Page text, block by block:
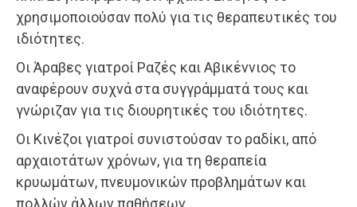
χρησιμοποιούσαν πολύ για τις θεραπευτικές του
ιδιότητες.
Οι Άραβες γιατροί Ραζές και Αβικέννιος το
αναφέρουν συχνά στα συγγράμματά τους και
γνώριζαν για τις διουρητικές του ιδιότητες.
Οι Κινέζοι γιατροί συνιστούσαν το ραδίκι, από
αρχαιοτάτων χρόνων, για τη θεραπεία
κρυωμάτων, πνευμονικών προβλημάτων και
πολλών άλλων παθήσεων.